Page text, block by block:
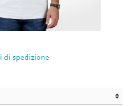
di spedizione